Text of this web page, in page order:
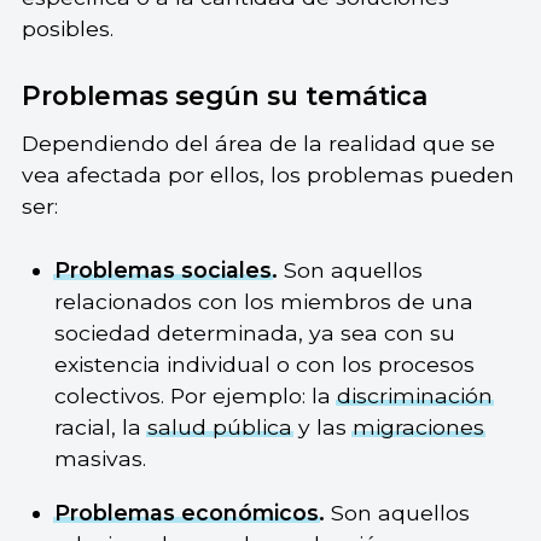
posibles.
Problemas según su temática
Dependiendo del área de la realidad que se
vea afectada por ellos, los problemas pueden
ser:
Problemas sociales. Son aquellos
relacionados con los miembros de una
sociedad determinada, ya sea con su
existencia individual o con los procesos
colectivos. Por ejemplo: ladiscriminación
racial, lasalud públicay lasmigraciones
masivas.
Problemas económicos. Son aquellos